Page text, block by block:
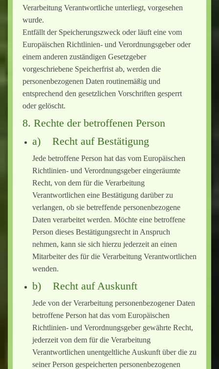
Verarbeitung Verantwortliche unterliegt, vorgesehen
wurde.
Entfällt der Speicherungszweck oder läuft eine vom
Europäischen Richtlinien- und Verordnungsgeber oder
einem anderen zuständigen Gesetzgeber
vorgeschriebene Speicherfrist ab, werden die
personenbezogenen Daten routinemäßig und
entsprechend den gesetzlichen Vorschriften gesperrt
oder gelöscht.
8. Rechte der betroffenen Person
a) Recht auf Bestätigung
Jede betroffene Person hat das vom Europäischen
Richtlinien- und Verordnungsgeber eingeräumte
Recht, von dem für die Verarbeitung
Verantwortlichen eine Bestätigung darüber zu
verlangen, ob sie betreffende personenbezogene
Daten verarbeitet werden. Möchte eine betroffene
Person dieses Bestätigungsrecht in Anspruch
nehmen, kann sie sich hierzu jederzeit an einen
Mitarbeiter des für die Verarbeitung Verantwortlichen
wenden.
b) Recht auf Auskunft
Jede von der Verarbeitung personenbezogener Daten
betroffene Person hat das vom Europäischen
Richtlinien- und Verordnungsgeber gewährte Recht,
jederzeit von dem für die Verarbeitung
Verantwortlichen unentgeltliche Auskunft über die zu
seiner Person gespeicherten personenbezogenen